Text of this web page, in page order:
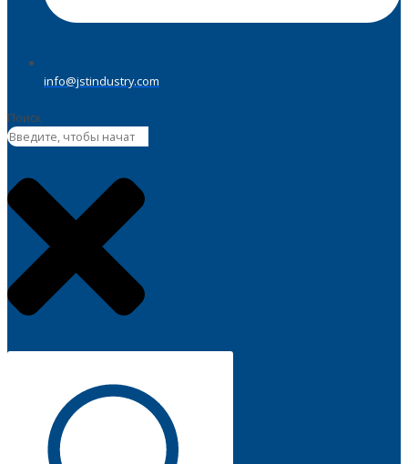
info@jstindustry.com
Поиск